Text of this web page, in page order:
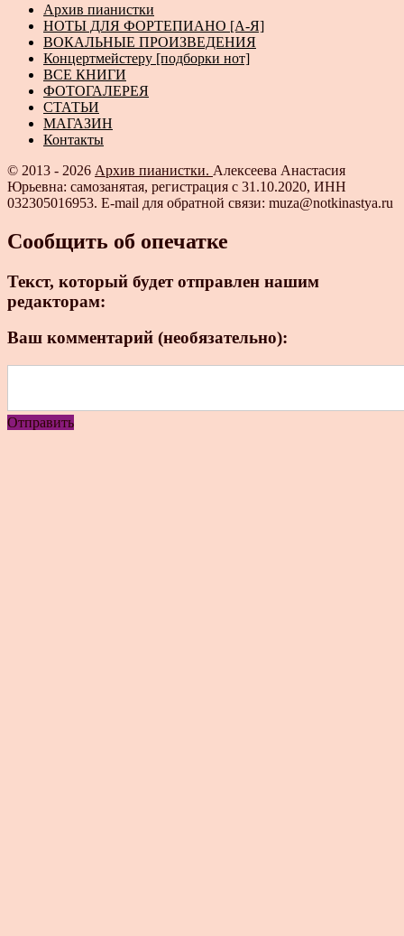
Архив пианистки
НОТЫ ДЛЯ ФОРТЕПИАНО [А-Я]
ВОКАЛЬНЫЕ ПРОИЗВЕДЕНИЯ
Концертмейстеру [подборки нот]
ВСЕ КНИГИ
ФОТОГАЛЕРЕЯ
СТАТЬИ
МАГАЗИН
Контакты
© 2013 - 2026 Архив пианистки. Алексеева Анастасия
Юрьевна: самозанятая, регистрация с 31.10.2020, ИНН
032305016953. E-mail для обратной связи: muza@notkinastya.ru
Сообщить об опечатке
Текст, который будет отправлен нашим
редакторам:
Ваш комментарий (необязательно):
Отправить